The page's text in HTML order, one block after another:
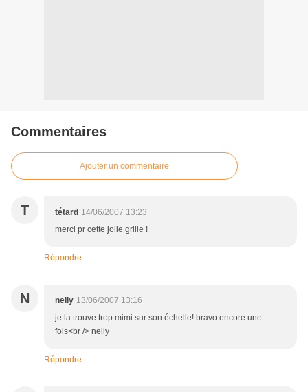
Commentaires
Ajouter un commentaire
T tétard 14/06/2007 13:23
merci pr cette jolie grille !
Répondre
N nelly 13/06/2007 13:16
je la trouve trop mimi sur son échelle! bravo encore une
fois<br /> nelly
Répondre